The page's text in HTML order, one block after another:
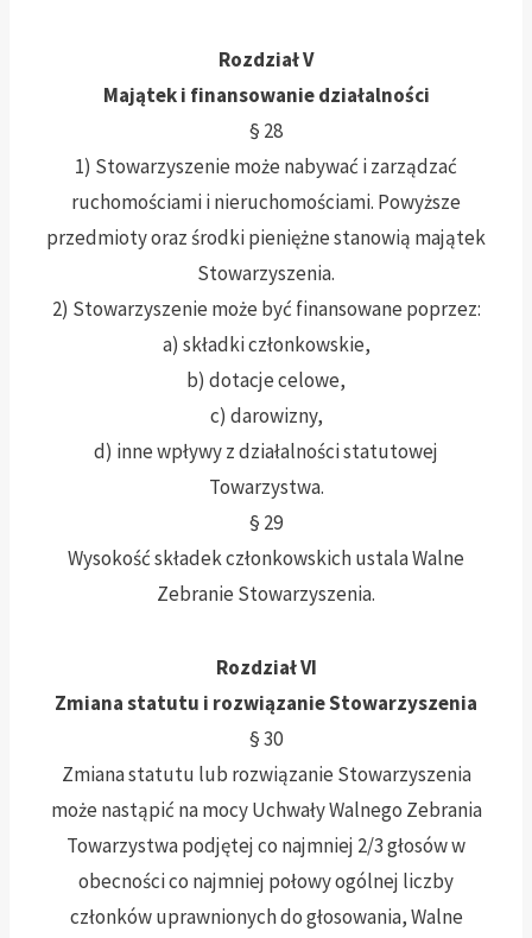
Rozdział V
Majątek i finansowanie działalności
§ 28
1) Stowarzyszenie może nabywać i zarządzać
ruchomościami i nieruchomościami. Powyższe
przedmioty oraz środki pieniężne stanowią majątek
Stowarzyszenia.
2) Stowarzyszenie może być finansowane poprzez:
a) składki członkowskie,
b) dotacje celowe,
c) darowizny,
d) inne wpływy z działalności statutowej
Towarzystwa.
§ 29
Wysokość składek członkowskich ustala Walne
Zebranie Stowarzyszenia.
Rozdział VI
Zmiana statutu i rozwiązanie Stowarzyszenia
§ 30
Zmiana statutu lub rozwiązanie Stowarzyszenia
może nastąpić na mocy Uchwały Walnego Zebrania
Towarzystwa podjętej co najmniej 2/3 głosów w
obecności co najmniej połowy ogólnej liczby
członków uprawnionych do głosowania, Walne